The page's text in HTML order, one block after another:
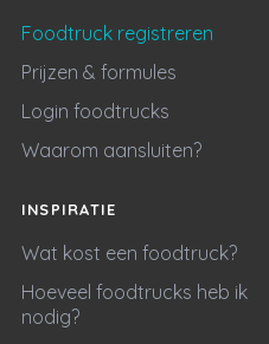
Foodtruck registreren
Prijzen & formules
Login foodtrucks
Waarom aansluiten?
INSPIRATIE
Wat kost een foodtruck?
Hoeveel foodtrucks heb ik
nodig?